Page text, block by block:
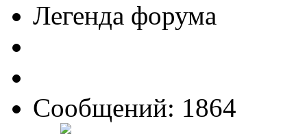
Легенда форума
Сообщений: 1864